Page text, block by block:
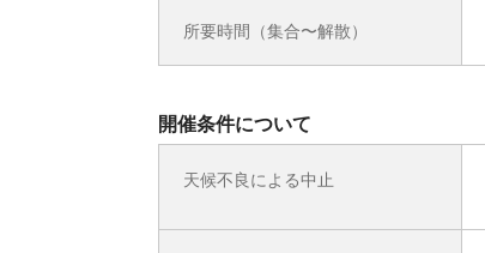
所要時間（集合〜解散）
開催条件について
天候不良による中止